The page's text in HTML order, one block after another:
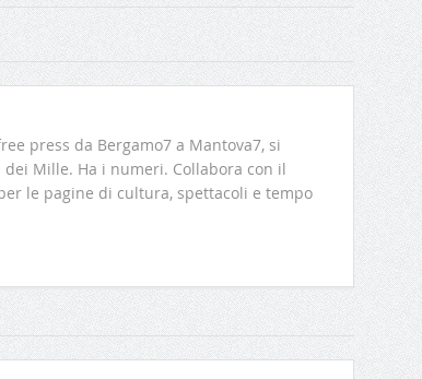
press da Bergamo7 a Mantova7, si
Mille. Ha i numeri. Collabora con il
le pagine di cultura, spettacoli e tempo